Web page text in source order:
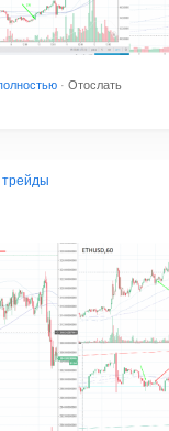
· Отослать
трейды